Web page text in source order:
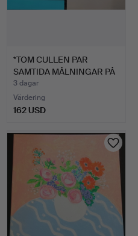
*TOM CULLEN PAR
SAMTIDA MÅLNINGAR PÅ
DUK.
3 dagar
Värdering
162 USD